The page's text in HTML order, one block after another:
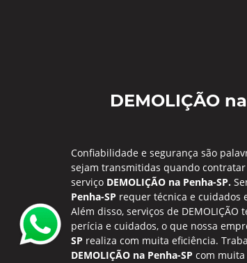
DEMOLIÇÃO
Confiabilidade e segurança são
sejam transmitidas quando
serviço DEMOLIÇÃO na Penha-SP.
Penha-SP requer técnica e cuidados
Além disso, serviços de DEMOLIÇÃO
perícia e cuidados, o que nossa
SP realiza com muita eficiência.
DEMOLIÇÃO na Penha-SP com